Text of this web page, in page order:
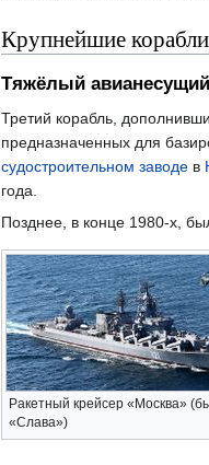
Крупнейшие
Тяжёлый
Третий корабль,
предназначенных для
судостроительном заводе в
года.
Позднее, в конце 1980-х,
Ракетный крейсер «Москва»
«Слава»)